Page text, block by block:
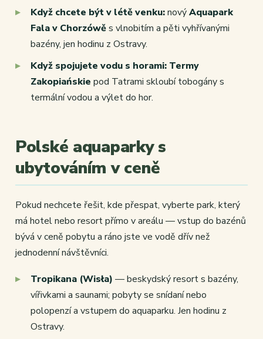
Když chcete být v létě venku:novýAquapark
Fala v Chorzówěs vlnobitím a pěti vyhřívanými
bazény, jen hodinu z Ostravy.
Když spojujete vodu s horami: Termy
Zakopiańskie pod Tatrami skloubí tobogány s
termální vodou a výlet do hor.
Polské aquaparky s
ubytováním v ceně
Pokud nechcete řešit, kde přespat, vyberte park, který
má hotel nebo resort přímo v areálu — vstup do bazénů
bývá v ceně pobytu a ráno jste ve vodě dřív než
jednodenní návštěvníci.
Tropikana (Wisła) — beskydský resort s bazény,
vířivkami a saunami; pobyty se snídaní nebo
polopenzí a vstupem do aquaparku. Jen hodinu z
Ostravy.